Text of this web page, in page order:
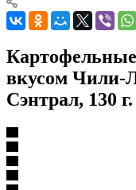
вкусом Чили-
Сэнтрал, 130 г.